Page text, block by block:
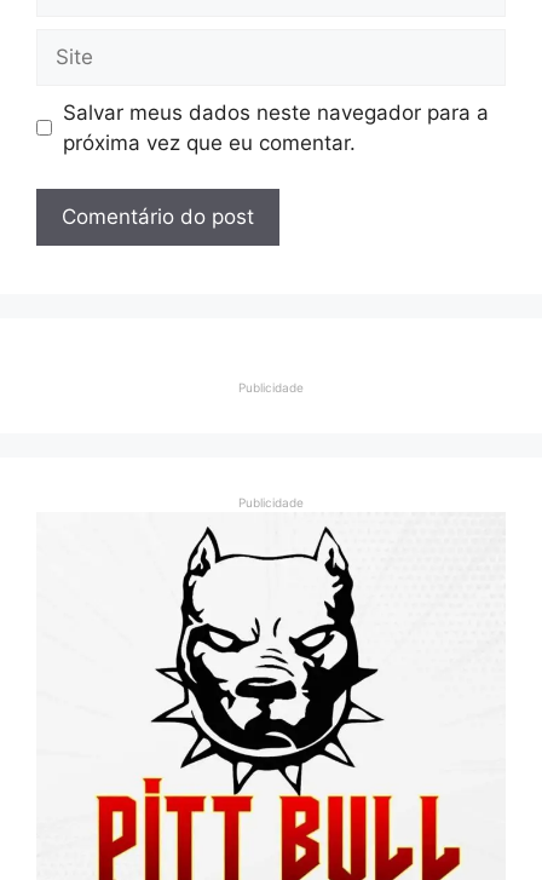
Salvar meus dados neste navegador para a
próxima vez que eu comentar.
Publicidade
Publicidade